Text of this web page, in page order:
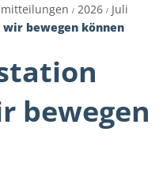
2026
Juli
bewegen können
bewegen